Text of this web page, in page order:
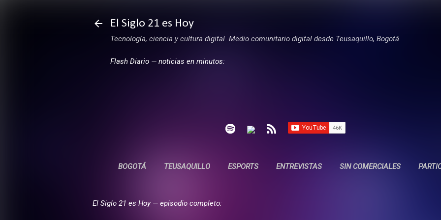
El Siglo 21 es Hoy
Tecnología, ciencia y cultura digital. Medio comunitario digital desde Teusaquillo, Bogotá.
Flash Diario — noticias en minutos:
BOGOTÁ TEUSAQUILLO ESPORTS ENTREVISTAS SIN COMERCIALES
El Siglo 21 es Hoy — episodio completo: